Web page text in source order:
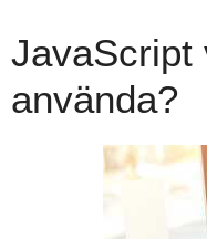
JavaScript
använda?